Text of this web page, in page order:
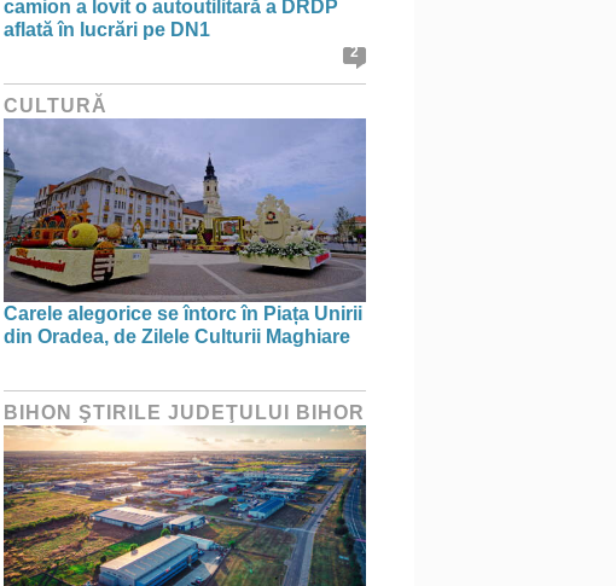
camion a lovit o autoutilitară a DRDP
aflată în lucrări pe DN1
2
CULTURĂ
Carele alegorice se întorc în Piața Unirii
din Oradea, de Zilele Culturii Maghiare
BIHON ŞTIRILE JUDEŢULUI BIHOR